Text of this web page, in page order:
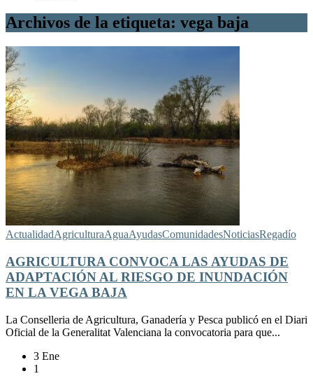
Archivos de la etiqueta: vega baja
ActualidadAgriculturaAguaAyudasComunidadesNoticiasRegadío
AGRICULTURA CONVOCA LAS AYUDAS DE
ADAPTACIÓN AL RIESGO DE INUNDACIÓN
EN LA VEGA BAJA
La Conselleria de Agricultura, Ganadería y Pesca publicó en el Diari
Oficial de la Generalitat Valenciana la convocatoria para que...
3 Ene
1